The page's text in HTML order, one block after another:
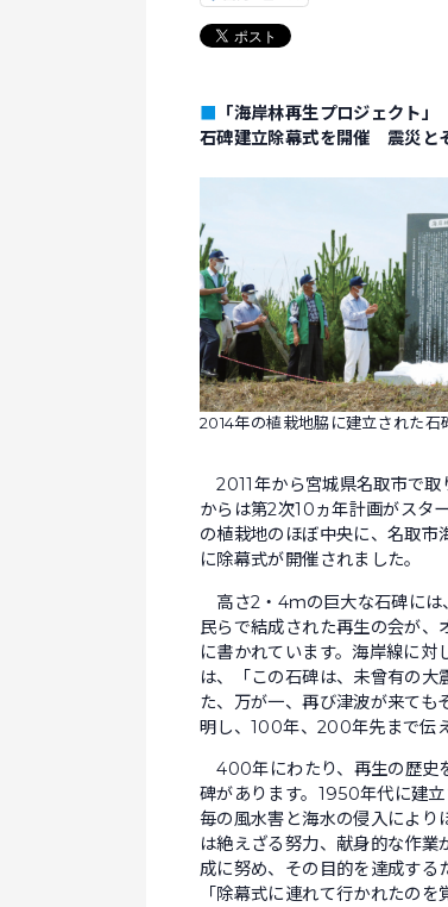
「海岸林再生プロジェクト」
石碑建立除幕式を開催 震災と
2014年の植栽地脇に建立された石
2011年から宮城県名取市で取
からは第2次10ヵ年計画がスタ
の植栽地のほぼ中央に、名取市
に除幕式が開催されました。
高さ2・4ｍの巨大な石碑には
民らで結成された再生の会が、
に書かれています。海岸線に
は、「この石碑は、未曾有の
た、万が一、再び津波が来ても
明し、100年、200年先まで伝
400年にわたり、再生の歴史
碑があります。1950年代に建
毎の風水害と海水の侵入により
は絶えざる努力、献身的な作
成に努め、その目的を達成する
「除幕式に連れて行かれたの